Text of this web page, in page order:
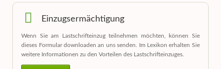
Einzugsermächtigung
Wenn Sie am Lastschrifteinzug teilnehmen möchten, können Sie
dieses Formular downloaden an uns senden. Im Lexikon erhalten Sie
weitere Informationen zu den Vorteilen des Lastschrifteinzuges.